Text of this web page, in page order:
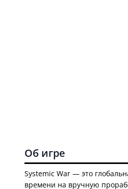
Об игре
Systemic War — это
времени на вручную